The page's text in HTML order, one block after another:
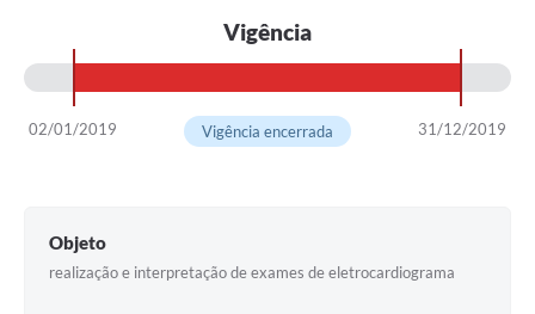
Notícias
Contato
Vigência
02/01/2019 31/12/2019
Vigência encerrada
Objeto
realização e interpretação de exames de eletrocardiograma